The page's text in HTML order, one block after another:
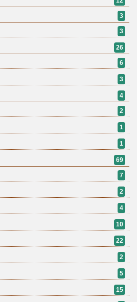
3
3
26
6
3
4
2
1
1
69
7
2
4
10
22
2
5
15